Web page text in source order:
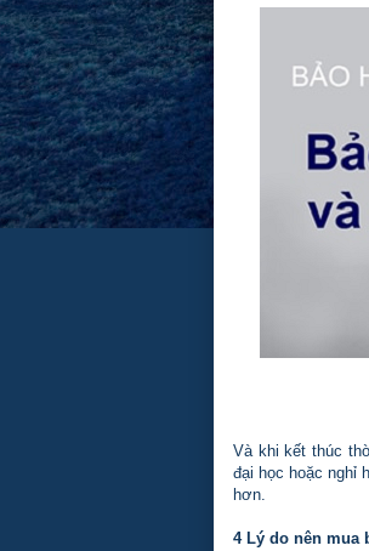
Mua bảo
Và khi kết thúc
đại học hoặc nghỉ
hơn.
4 Lý do nên mua